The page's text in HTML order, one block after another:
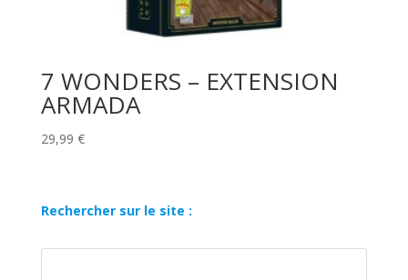
7 WONDERS – EXTENSION
ARMADA
29,99 €
Rechercher sur le site :